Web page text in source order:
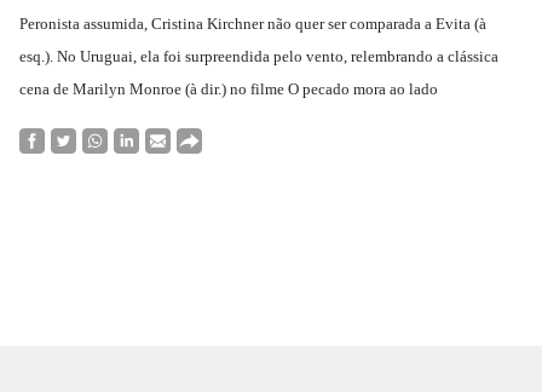
Peronista assumida, Cristina Kirchner não quer ser comparada a Evita (à
esq.). No Uruguai, ela foi surpreendida pelo vento, relembrando a clássica
cena de Marilyn Monroe (à dir.) no filme O pecado mora ao lado